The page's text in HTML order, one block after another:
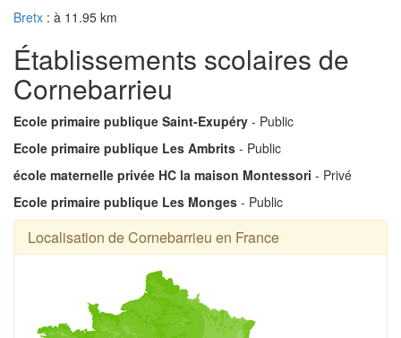
Bretx : à 11.95 km
Établissements scolaires de
Cornebarrieu
Ecole primaire publique Saint-Exupéry - Public
Ecole primaire publique Les Ambrits - Public
école maternelle privée HC la maison Montessori - Privé
Ecole primaire publique Les Monges - Public
Localisation de Cornebarrieu en France